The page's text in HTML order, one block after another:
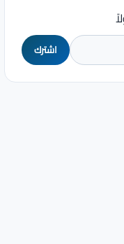
اشترك